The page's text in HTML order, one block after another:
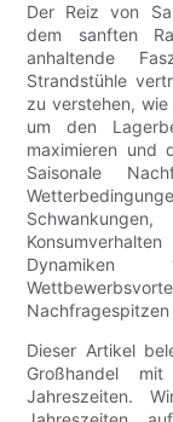
Der Reiz von
dem sanften
anhaltende
Strandstühle
zu verstehen,
um den
maximieren und
Saisonale
Dynamiken
Dieser Artikel
Großhandel
Jahreszeiten.